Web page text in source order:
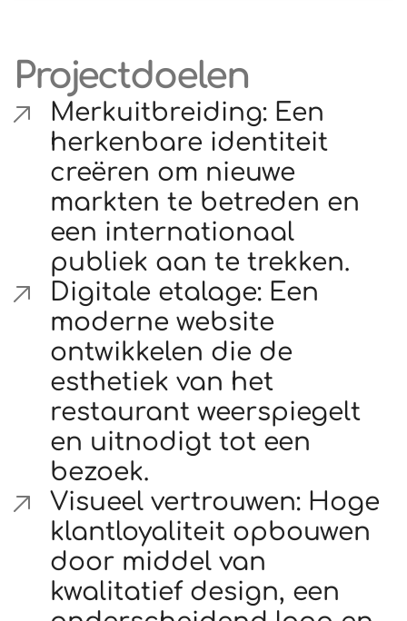
Projectdoelen
Merkuitbreiding: Een
herkenbare identiteit
creëren om nieuwe
markten te betreden en
een internationaal
publiek aan te trekken.
Digitale etalage: Een
moderne website
ontwikkelen die de
esthetiek van het
restaurant weerspiegelt
en uitnodigt tot een
bezoek.
Visueel vertrouwen: Hoge
klantloyaliteit opbouwen
door middel van
kwalitatief design, een